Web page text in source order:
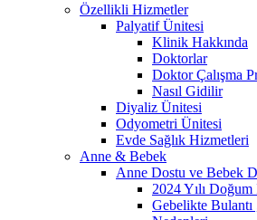
Özellikli Hizmetler
Palyatif Ünitesi
Klinik Hakkında
Doktorlar
Doktor Çalışma
Nasıl Gidilir
Diyaliz Ünitesi
Odyometri Ünitesi
Evde Sağlık Hizmetleri
Anne & Bebek
Anne Dostu ve Bebek
2024 Yılı
Gebelikte